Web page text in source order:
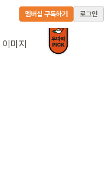
멤버십 구독하기 로그인